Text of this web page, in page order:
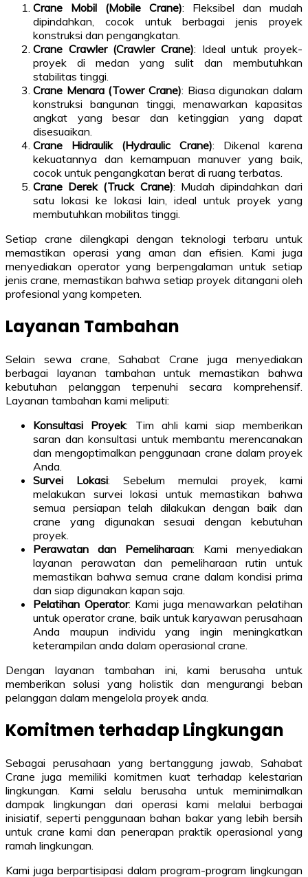
Crane Mobil (Mobile Crane): Fleksibel dan mudah
dipindahkan, cocok untuk berbagai jenis proyek
konstruksi dan pengangkatan.
Crane Crawler (Crawler Crane): Ideal untuk proyek-
proyek di medan yang sulit dan membutuhkan
stabilitas tinggi.
Crane Menara (Tower Crane): Biasa digunakan dalam
konstruksi bangunan tinggi, menawarkan kapasitas
angkat yang besar dan ketinggian yang dapat
disesuaikan.
Crane Hidraulik (Hydraulic Crane): Dikenal karena
kekuatannya dan kemampuan manuver yang baik,
cocok untuk pengangkatan berat di ruang terbatas.
Crane Derek (Truck Crane): Mudah dipindahkan dari
satu lokasi ke lokasi lain, ideal untuk proyek yang
membutuhkan mobilitas tinggi.
Setiap crane dilengkapi dengan teknologi terbaru untuk
memastikan operasi yang aman dan efisien. Kami juga
menyediakan operator yang berpengalaman untuk setiap
jenis crane, memastikan bahwa setiap proyek ditangani oleh
profesional yang kompeten.
Layanan Tambahan
Selain sewa crane, Sahabat Crane juga menyediakan
berbagai layanan tambahan untuk memastikan bahwa
kebutuhan pelanggan terpenuhi secara komprehensif.
Layanan tambahan kami meliputi:
Konsultasi Proyek: Tim ahli kami siap memberikan
saran dan konsultasi untuk membantu merencanakan
dan mengoptimalkan penggunaan crane dalam proyek
Anda.
Survei Lokasi: Sebelum memulai proyek, kami
melakukan survei lokasi untuk memastikan bahwa
semua persiapan telah dilakukan dengan baik dan
crane yang digunakan sesuai dengan kebutuhan
proyek.
Perawatan dan Pemeliharaan: Kami menyediakan
layanan perawatan dan pemeliharaan rutin untuk
memastikan bahwa semua crane dalam kondisi prima
dan siap digunakan kapan saja.
Pelatihan Operator: Kami juga menawarkan pelatihan
untuk operator crane, baik untuk karyawan perusahaan
Anda maupun individu yang ingin meningkatkan
keterampilan anda dalam operasional crane.
Dengan layanan tambahan ini, kami berusaha untuk
memberikan solusi yang holistik dan mengurangi beban
pelanggan dalam mengelola proyek anda.
Komitmen terhadap Lingkungan
Sebagai perusahaan yang bertanggung jawab, Sahabat
Crane juga memiliki komitmen kuat terhadap kelestarian
lingkungan. Kami selalu berusaha untuk meminimalkan
dampak lingkungan dari operasi kami melalui berbagai
inisiatif, seperti penggunaan bahan bakar yang lebih bersih
untuk crane kami dan penerapan praktik operasional yang
ramah lingkungan.
Kami juga berpartisipasi dalam program-program lingkungan